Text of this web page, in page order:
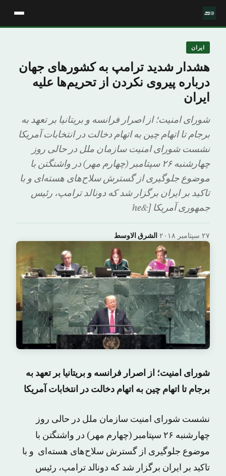
ایران
هشدار شدید ترامپ به کشورهای جهان
درباره پیروی نکردن از تحریم‌ها علیه
ایران
شورای امنیت؛ از اصرار فرانسه و بریتانیا بر تعهد به
برجام تا اتهام چین به اتهام دخالت در انتخابات آمریکا
نشست شورای امنیت سازمان ملل در حالی روز
چهارشنبه ۲۶ سپتامبر (چهارم مهر) در واشنگتن با
موضوع جلوگیری از گسترش سلاح‌های هسته‌ای و با
تاکید بر ایران برگزار شد که دونالد ترامپ، رئیس
جمهوری آمریکا [&he
الشرق الاوسط· ۲۷ سپتامبر ۲۰۱۸
شورای امنیت؛ از اصرار فرانسه و بریتانیا بر تعهد به
برجام تا اتهام چین به اتهام دخالت در انتخابات آمریکا
نشست شورای امنیت سازمان ملل در حالی روز
چهارشنبه ۲۶ سپتامبر (چهارم مهر) در واشنگتن با
موضوع جلوگیری از گسترش سلاح‌های هسته‌ای و با
تاکید بر ایران برگزار شد که دونالد ترامپ، رئیس